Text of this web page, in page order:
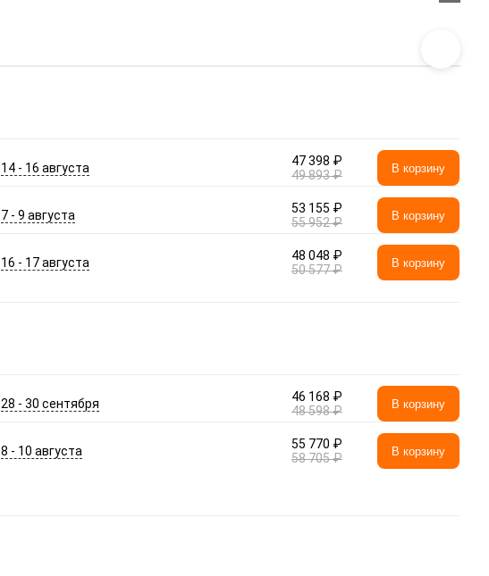
14 - 16 августа
47 398 ₽
49 893 ₽
В корзину
7 - 9 августа
53 155 ₽
55 952 ₽
В корзину
16 - 17 августа
48 048 ₽
50 577 ₽
В корзину
28 - 30 сентября
46 168 ₽
48 598 ₽
В корзину
8 - 10 августа
55 770 ₽
58 705 ₽
В корзину